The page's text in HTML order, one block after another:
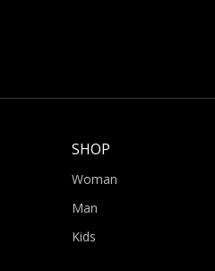
SHOP
Woman
Man
Kids